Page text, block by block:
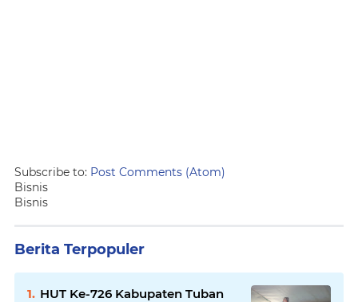
Subscribe to: Post Comments (Atom)
Bisnis
Bisnis
Berita Terpopuler
HUT Ke-726 Kabupaten Tuban